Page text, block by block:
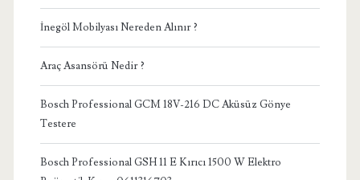
İnegöl Mobilyası Nereden Alınır ?
Araç Asansörü Nedir ?
Bosch Professional GCM 18V-216 DC Aküsüz Gönye
Testere
Bosch Professional GSH 11 E Kırıcı 1500 W Elektro